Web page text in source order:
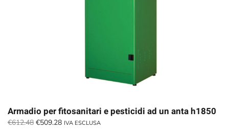
Armadio per fitosanitari e pesticidi ad un anta h1850
€612.48 Il
€509.28IlIVA ESCLUSA